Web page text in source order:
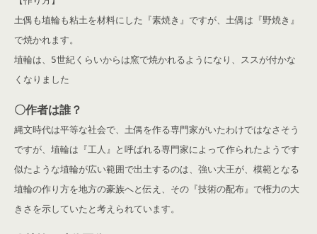
土偶も埴輪も粘土を材料にした『素焼き』ですが、土偶は『野焼き』
で焼かれます。
埴輪は、5世紀くらいからは窯で焼かれるようになり、ススが付かな
くなりました
〇作者は誰？
縄文時代は平等な社会で、土偶を作る専門家がいたわけではなさそう
ですが、埴輪は『工人』と呼ばれる専門家によって作られたようです
似たような埴輪が広い範囲で出土するのは、強い大王が、模範となる
埴輪の作り方を地方の豪族へと伝え、その『技術の配布』で権力の大
きさを示していたと考えられています。